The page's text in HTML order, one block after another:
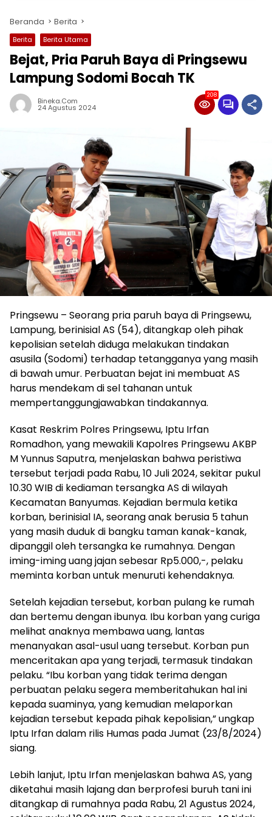
Beranda Berita
Berita Berita Utama
Bejat, Pria Paruh Baya di Pringsewu
Lampung Sodomi Bocah TK
Bineka.com
24 Agustus 2024
208
Pringsewu – Seorang pria paruh baya di Pringsewu,
Lampung, berinisial AS (54), ditangkap oleh pihak
kepolisian setelah diduga melakukan tindakan
asusila (Sodomi) terhadap tetangganya yang masih
di bawah umur. Perbuatan bejat ini membuat AS
harus mendekam di sel tahanan untuk
mempertanggungjawabkan tindakannya.
Kasat Reskrim Polres Pringsewu, Iptu Irfan
Romadhon, yang mewakili Kapolres Pringsewu AKBP
M Yunnus Saputra, menjelaskan bahwa peristiwa
tersebut terjadi pada Rabu, 10 Juli 2024, sekitar pukul
10.30 WIB di kediaman tersangka AS di wilayah
Kecamatan Banyumas. Kejadian bermula ketika
korban, berinisial IA, seorang anak berusia 5 tahun
yang masih duduk di bangku taman kanak-kanak,
dipanggil oleh tersangka ke rumahnya. Dengan
iming-iming uang jajan sebesar Rp5.000,-, pelaku
meminta korban untuk menuruti kehendaknya.
Setelah kejadian tersebut, korban pulang ke rumah
dan bertemu dengan ibunya. Ibu korban yang curiga
melihat anaknya membawa uang, lantas
menanyakan asal-usul uang tersebut. Korban pun
menceritakan apa yang terjadi, termasuk tindakan
pelaku. “Ibu korban yang tidak terima dengan
perbuatan pelaku segera memberitahukan hal ini
kepada suaminya, yang kemudian melaporkan
kejadian tersebut kepada pihak kepolisian,” ungkap
Iptu Irfan dalam rilis Humas pada Jumat (23/8/2024)
siang.
Lebih lanjut, Iptu Irfan menjelaskan bahwa AS, yang
diketahui masih lajang dan berprofesi buruh tani ini
ditangkap di rumahnya pada Rabu, 21 Agustus 2024,